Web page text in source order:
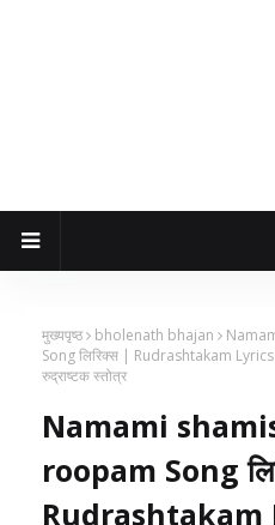
मुख्यपृष्ठ bholenath bhajan
Song लिरिक्स | Rudrashtakam
रुद्राष्टक स्तोत्र
Namami
roopam Song